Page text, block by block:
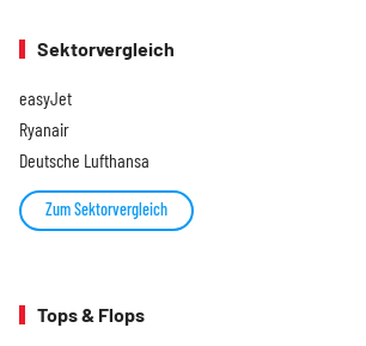
Sektorvergleich
easyJet
Ryanair
Deutsche Lufthansa
Zum Sektorvergleich
Tops & Flops